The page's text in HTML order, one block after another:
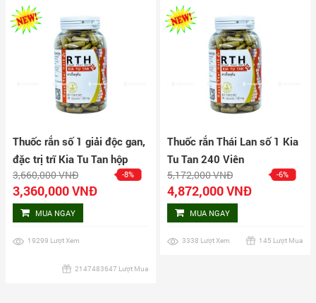
Thuốc rắn số 1 giải độc gan,
đặc trị trĩ Kia Tu Tan hộp
160 viên
3,660,000 VNĐ -8%
3,360,000 VNĐ
MUA NGAY
19299 Lượt Xem
2147483647 Lượt Mua
Thuốc rắn Thái Lan số 1 Kia
Tu Tan 240 Viên
5,172,000 VNĐ -6%
4,872,000 VNĐ
MUA NGAY
3338 Lượt Xem 145 Lượt Mua